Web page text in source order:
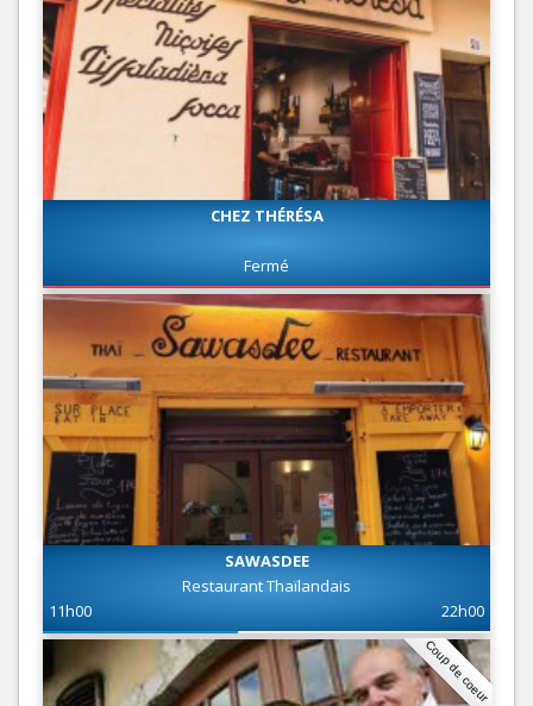
CHEZ THÉRÉSA
Fermé
SAWASDEE
Restaurant Thaïlandais
11h00
22h00
Coup de coeur